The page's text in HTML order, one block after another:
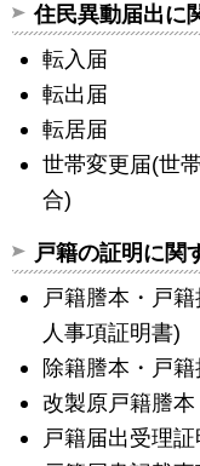
住民異動届出に
転入届
転出届
転居届
世帯変更届(世
合)
戸籍の証明に関
戸籍謄本・戸
人事項証明書)
除籍謄本・戸籍
改製原戸籍謄本
戸籍届出受理